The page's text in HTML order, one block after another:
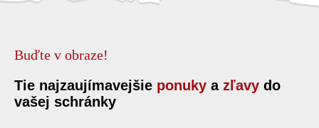
Buďte v obraze!
Tie najzaujímavejšie ponuky a zľavy do
vašej schránky